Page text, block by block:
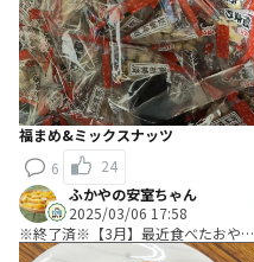
福まめ&ミックスナッツ
6
24
ふかやの安室ちゃん
2025/03/06 17:58
※終了済※【3月】最近食べたおやつ
教えて！